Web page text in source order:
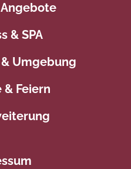
& SPA
Umgebung
& Feiern